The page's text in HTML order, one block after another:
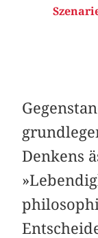
Denkens